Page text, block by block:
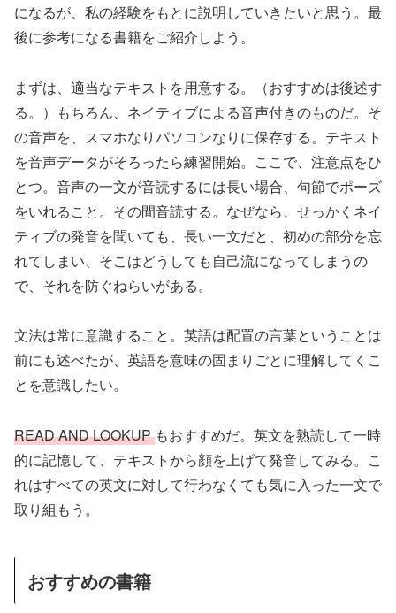
になるが、私の経験をもとに説明していきたいと思う。最
後に参考になる書籍をご紹介しよう。
まずは、適当なテキストを用意する。（おすすめは後述す
る。）もちろん、ネイティブによる音声付きのものだ。そ
の音声を、スマホなりパソコンなりに保存する。テキスト
を音声データがそろったら練習開始。ここで、注意点をひ
とつ。音声の一文が音読するには長い場合、句節でポーズ
をいれること。その間音読する。なぜなら、せっかくネイ
ティブの発音を聞いても、長い一文だと、初めの部分を忘
れてしまい、そこはどうしても自己流になってしまうの
で、それを防ぐねらいがある。
文法は常に意識すること。英語は配置の言葉ということは
前にも述べたが、英語を意味の固まりごとに理解してくこ
とを意識したい。
READ AND LOOKUPもおすすめだ。英文を熟読して一時
的に記憶して、テキストから顔を上げて発音してみる。こ
れはすべての英文に対して行わなくても気に入った一文で
取り組もう。
おすすめの書籍